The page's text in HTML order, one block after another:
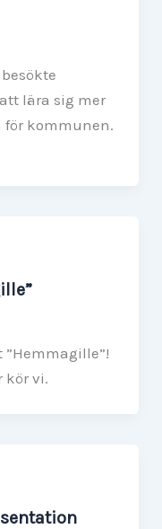
lära sig mer
för kommunen.
kör vi.